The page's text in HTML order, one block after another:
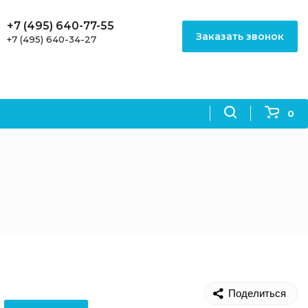
0
+7 (495) 640-77-55
+7 (495) 640-34-27 Заказать звонок
Поделиться